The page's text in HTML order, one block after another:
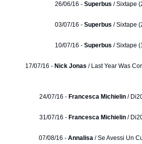
26/06/16 - Superbus / Sixtape
03/07/16 - Superbus / Sixtape
10/07/16 - Superbus / Sixtape
17/07/16 - Nick Jonas / Last Year Was
24/07/16 - Francesca Michielin/
31/07/16 - Francesca Michielin/
07/08/16 - Annalisa / Se Avessi Un